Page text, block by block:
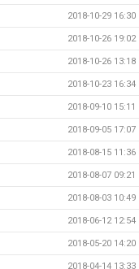
2018-10-29 16:30
2018-10-26 19:02
2018-10-26 13:18
2018-10-23 16:34
2018-09-10 15:11
2018-09-05 17:07
2018-08-15 11:36
2018-08-07 09:21
2018-08-03 10:49
2018-06-12 12:54
2018-05-20 14:20
2018-04-14 13:33